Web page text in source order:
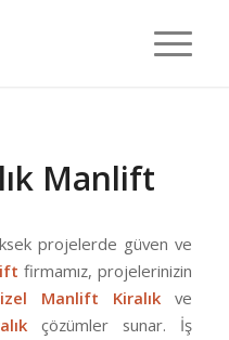
Manlift
projelerde güven ve
firmamız, projelerinizin
Manlift Kiralık ve
çözümler sunar. İş